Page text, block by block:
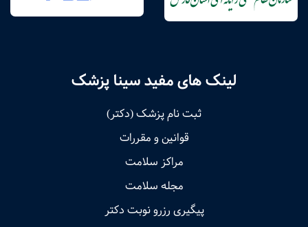
لینک های مفید سینا پزشک
ثبت نام پزشک (دکتر)
قوانین و مقررات
مراکز سلامت
مجله سلامت
پیگیری رزرو نوبت دکتر